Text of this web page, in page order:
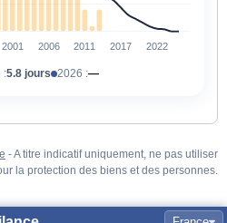
:5.8 jours 2026 :—
- A titre indicatif uniquement, ne pas utiliser
la protection des biens et des personnes.